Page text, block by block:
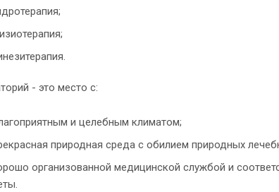
- это место с:
и целебным климатом;
природная среда с обилием природных
организованной медицинской службой и